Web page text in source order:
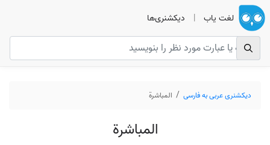
لغت یاب | دیکشنری‌ها
دیکشنری عربی به فارسی المباشرة
المباشرة